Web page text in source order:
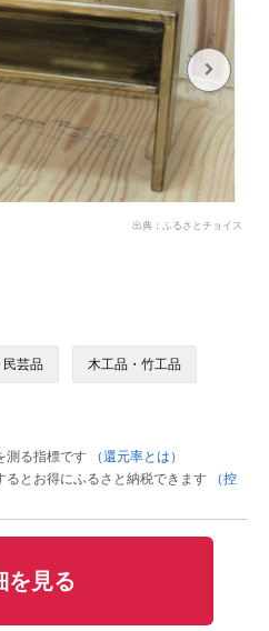
出典：ふるさとチョイス
民芸品 木工品・竹工品
測る指標です
（還元率とは）
とお得にふるさと納税できます
（控
を見る